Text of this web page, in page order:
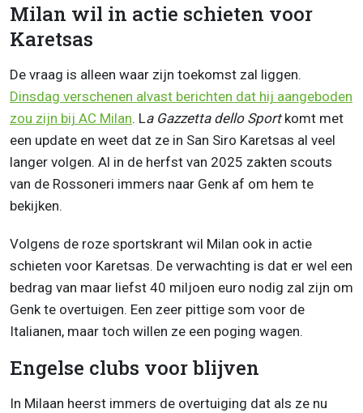
Milan wil in actie schieten voor
Karetsas
De vraag is alleen waar zijn toekomst zal liggen.
Dinsdag verschenen alvast berichten dat hij aangeboden
zou zijn bij AC Milan. La Gazzetta dello Sportkomt met
een update en weet dat ze in San Siro Karetsas al veel
langer volgen. Al in de herfst van 2025 zakten scouts
van de Rossoneri immers naar Genk af om hem te
bekijken.
Volgens de roze sportskrant wil Milan ook in actie
schieten voor Karetsas. De verwachting is dat er wel een
bedrag van maar liefst 40 miljoen euro nodig zal zijn om
Genk te overtuigen. Een zeer pittige som voor de
Italianen, maar toch willen ze een poging wagen.
Engelse clubs voor blijven
In Milaan heerst immers de overtuiging dat als ze nu